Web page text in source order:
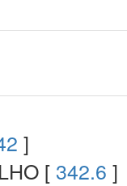
]
[ 342.6 ]